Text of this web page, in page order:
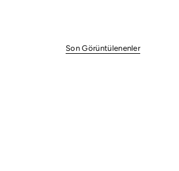
Son Görüntülenenler